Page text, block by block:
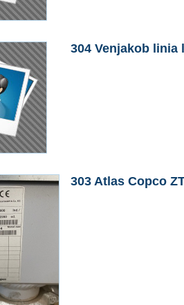
304 Venjakob linia
303 Atlas Copco